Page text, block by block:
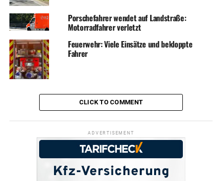
RELATED TOPICS: BLAULICHT DIEBSTAHL
NEWS
UP NEXT
Mehrere Einbrüche auf Friedhofsgelände
Ende Juni: Spiel-, Spaß- und Sportfest für Kinder geht in
Porschefahrer wendet auf Landstraße:
Motorradfahrer verletzt
Feuerwehr: Viele Einsätze und bekloppte
Fahrer
CLICK TO COMMENT
ADVERTISEMENT